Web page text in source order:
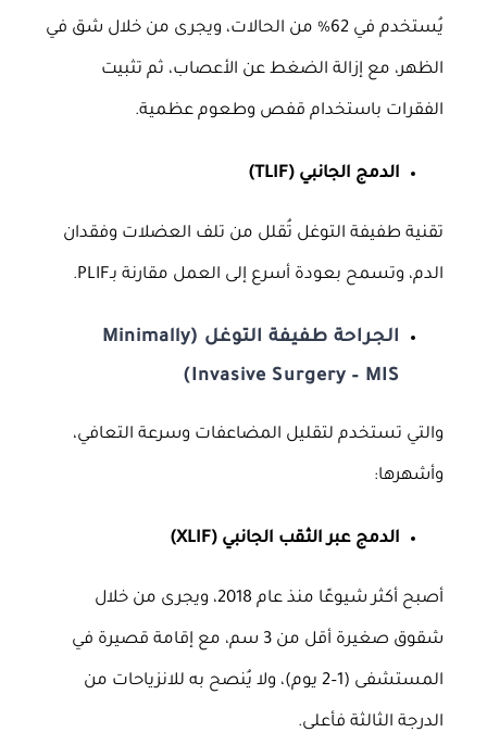
يُستخدم في 62% من الحالات، ويجرى من خلال شق في
الظهر، مع إزالة الضغط عن الأعصاب، ثم تثبيت
الفقرات باستخدام قفص وطعوم عظمية.
الدمج الجانبي (TLIF)
تقنية طفيفة التوغل تُقلل من تلف العضلات وفقدان
الدم، وتسمح بعودة أسرع إلى العمل مقارنة بـPLIF.
الجراحة طفيفة التوغل (Minimally
Invasive Surgery – MIS)
والتي تستخدم لتقليل المضاعفات وسرعة التعافي،
وأشهرها:
الدمج عبر الثقب الجانبي (XLIF)
أصبح أكثر شيوعًا منذ عام 2018، ويجرى من خلال
شقوق صغيرة أقل من 3 سم، مع إقامة قصيرة في
المستشفى (1–2 يوم)، ولا يُنصح به للانزياحات من
الدرجة الثالثة فأعلى.